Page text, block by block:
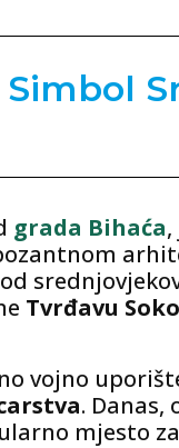
Simbol
grada Bihaća
Tvrđavu
vojno
.
mjesto